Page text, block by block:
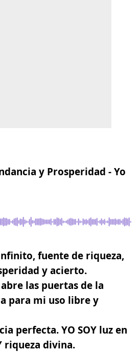
y Prosperidad - Yo
fuente de riqueza,
y acierto.
abre las puertas de la
para mi uso libre y
perfecta. YO SOY luz en
riqueza divina.